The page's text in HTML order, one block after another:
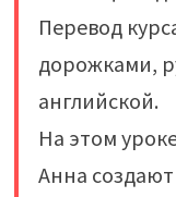
Перевод
дорожками,
английской.
На этом
Анна